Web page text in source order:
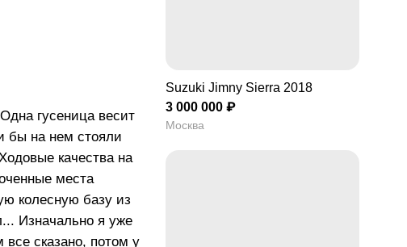
гусеница весит
бы на нем стояли
качества на
места
колесную базу из
Изначально я уже
все сказано, потом у
Suzuki Jimny Sierra 2018
3 000 000 ₽
Москва